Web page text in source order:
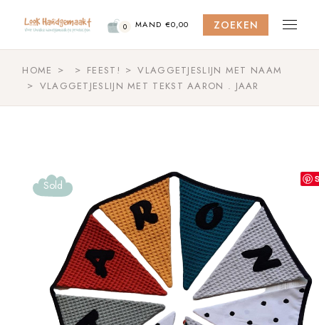
content
0 MAND €0,00 ZOEKEN
HOME FEEST!
VLAGGETJESLIJN MET NAAM
VLAGGETJESLIJN MET TEKST AARON . JAAR
Sold